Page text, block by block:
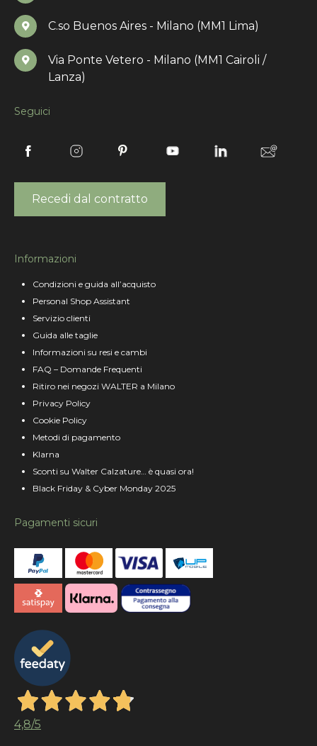
C.so Buenos Aires - Milano (MM1 Lima)
Via Ponte Vetero - Milano (MM1 Cairoli /
Lanza)
Seguici
Recedi dal contratto
Informazioni
Condizioni e guida all’acquisto
Personal Shop Assistant
Servizio clienti
Guida alle taglie
Informazioni su resi e cambi
FAQ – Domande Frequenti
Ritiro nei negozi WALTER a Milano
Privacy Policy
Cookie Policy
Metodi di pagamento
Klarna
Sconti su Walter Calzature… è quasi ora!
Black Friday & Cyber Monday 2025
Pagamenti sicuri
4,8/5